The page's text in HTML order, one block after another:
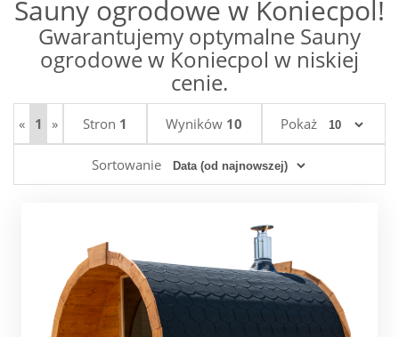
Sauny ogrodowe w Koniecpol!
Gwarantujemy optymalne Sauny
ogrodowe w Koniecpol w niskiej
cenie.
« 1 » Stron 1 Wyników 10 Pokaż
Sortowanie